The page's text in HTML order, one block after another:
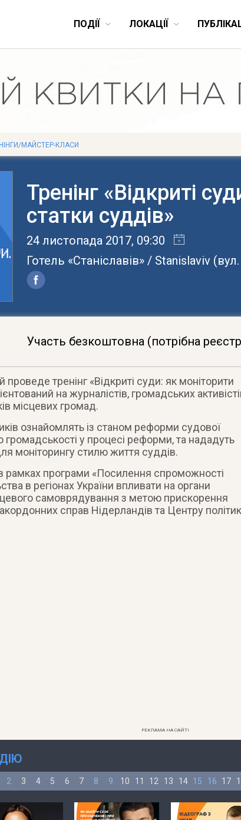
ПОДІЇ ЛОКАЦІЇ
МАЙСТЕР-КЛАСИ
Тренінг «Відкриті
статки суддів»
24 листопада 2017, 09:30
Готель «Станіславів» / Stanislaviv (
Участь безкоштовна (потрібна
проведе тренінг «Відкриті суди: як моніторити
на журналістів, громадських
місцевих громад.
ознайомлять із станом реформи судової
громадськості у процесі реформи, та нададуть
моніторингу стилю життя суддів.
рамках програми «Посилення спроможності
в регіонах України впливати на органи
самоврядування з метою прискорення
справ Нідерландів та Центру
РЕКЛАМА НА САЙТІ
2 3 4 5 6 7 8 9 10 11 12 13 14 15 16 17